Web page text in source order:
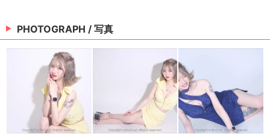
08/14（金） 要確認
※情報はあくまで予定でキャストまたは出勤情報は一部です。詳細はお店にお問い合わせく
PHOTOGRAPH / 写真